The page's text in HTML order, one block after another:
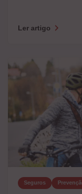
Ler artigo
Seguros